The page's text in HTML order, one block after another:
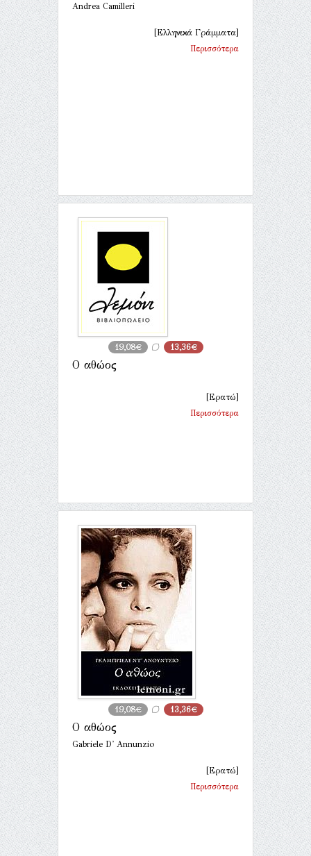
Andrea Camilleri
[Ελληνικά Γράμματα]
Περισσότερα
19,08€ 13,36€
Ο αθώος
[Ερατώ]
Περισσότερα
19,08€ 13,36€
Ο αθώος
Gabriele D' Annunzio
[Ερατώ]
Περισσότερα